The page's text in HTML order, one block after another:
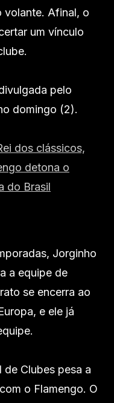
volante. Afinal, o
um vínculo
pelo
domingo (2).
dos clássicos,
detona o
do Brasil
Jorginho
a equipe de
se encerra ao
e ele já
Clubes pesa a
o Flamengo. O